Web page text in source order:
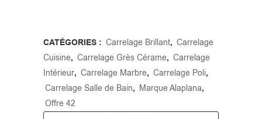
CATÉGORIES : Carrelage Brillant, Carrelage
Cuisine, Carrelage Grès Cérame, Carrelage
Intérieur, Carrelage Marbre, Carrelage Poli,
Carrelage Salle de Bain, Marque Alaplana,
Offre 42